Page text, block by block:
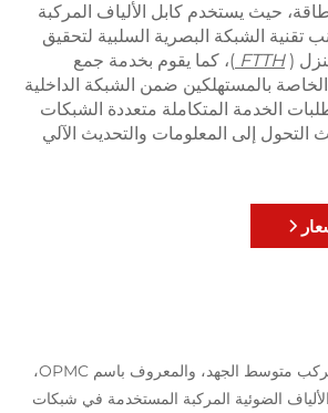
حيث يستخدم كابل الألياف المركبة
تقنية الشبكة البصرية السلبية لتحقيق
(
FTTH )، كما يقوم بخدمة جمع
الخاصة بالمستهلكين ضمن الشبكة الداخلية
الخدمة المتكاملة متعددة الشبكات
التحول إلى المعلومات والتحديث الآلي
كابل الألياف الضوئية المركب متوسط الجهد، والمعروف باسم OPMC،
الضوئية المركبة المستخدمة في شبكات